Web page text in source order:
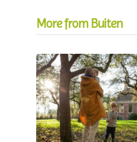
More from Buiten